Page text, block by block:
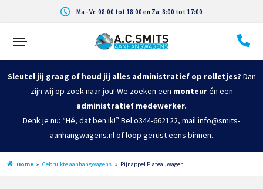
Ma - Vr: 08:00 tot 18:00 en Za: 8:00 tot 17:00
Sleutel jij graag of houd jij alles administratief op rolletjes? Dan
zijn wij op zoek naar jou! We zoeken een monteurén een
administratief medewerker.
Denk je nu: “Hé, dat ben ik!” Bel o344-662122, mail info@smits-
aanhangwagens.nl of loop gerust eens binnen.
Home » Gebruikte aanhangwagens » Pijnappel Plateauwagen